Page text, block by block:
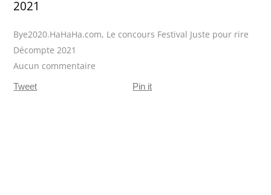
2021
Bye2020.HaHaHa.com, Le concours Festival Juste pour rire
Décompte 2021
Aucun commentaire
Tweet Pin it